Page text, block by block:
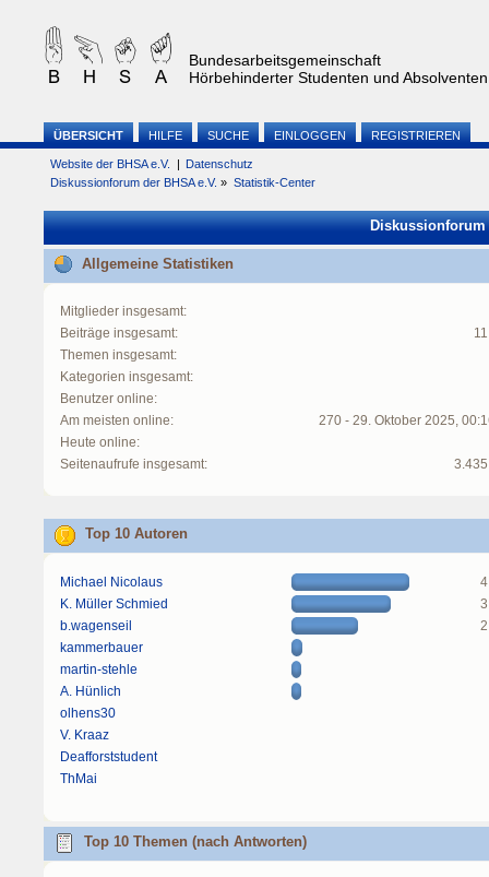
Bundesarbeitsgemeinschaft
Hörbehinderter Studenten und
ÜBERSICHT HILFE SUCHE EINLOGGEN REGISTRIEREN
Website der BHSA e.V. | Datenschutz
Diskussionforum der BHSA e.V. » Statistik-Center
Diskussionforum
Allgemeine Statistiken
Mitglieder insgesamt:
Beiträge insgesamt:
Themen insgesamt:
Kategorien insgesamt:
Benutzer online:
Am meisten online:
270 - 29. Oktober 2025,
Heute online:
Seitenaufrufe insgesamt:
Top 10 Autoren
Michael Nicolaus
K. Müller Schmied
b.wagenseil
kammerbauer
martin-stehle
A. Hünlich
olhens30
V. Kraaz
Deafforststudent
ThMai
Top 10 Themen (nach Antworten)